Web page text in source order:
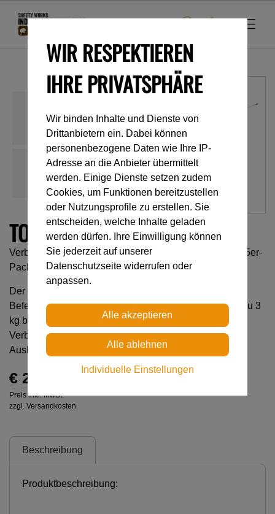
TOOLINK M
Verbindungsriemen für Werkzeug mit Öse bis zu 3 kg (5er-
Pack)
Der TOOLINK M ist ein Verbindungsriemen zum
Befestigen und Sichern eines Werkzeugs mit Öse bis zu 3
kg bei Höhenarbeiten. Sein ergonomischer
Verbindungspunkt ermöglicht ein schnelles Ein- und
Aushängen für ein einfaches Handling.
€ 26,00
Preis inkl. MwSt.
zzgl. Versandkosten
Beschreibung
Produktbeschreibung:
WIR RESPEKTIEREN
IHRE PRIVATSPHÄRE
Wir binden Inhalte und Dienste von
Drittanbietern ein. Dabei können
personenbezogene Daten wie Ihre IP-
Adresse an die Anbieter übermittelt
werden. Einige Dienste setzen zudem
Cookies, um Funktionen bereitzustellen
oder Nutzungsprofile zu erstellen. Sie
entscheiden, welche Inhalte geladen
werden dürfen. Ihre Einwilligung können
Sie jederzeit auf unserer
Datenschutzseite widerrufen oder
anpassen.
Individuelle Einstellungen